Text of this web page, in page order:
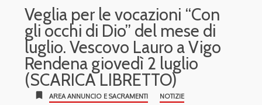
Veglia per le vocazioni “Con
gli occhi di Dio” del mese di
luglio. Vescovo Lauro a Vigo
Rendena giovedì 2 luglio
(SCARICA LIBRETTO)
bookmark AREA ANNUNCIO E SACRAMENTI NOTIZIE